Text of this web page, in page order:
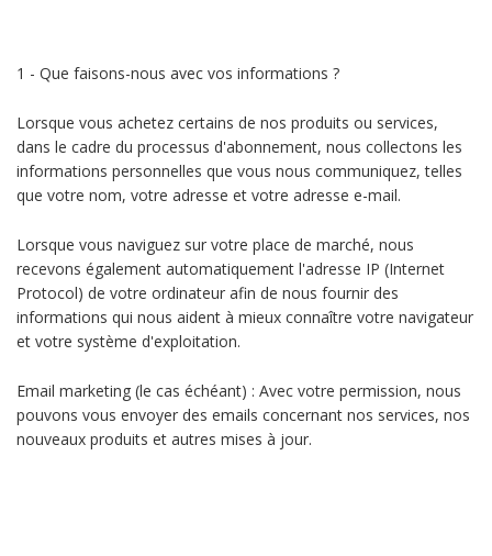
1 - Que faisons-nous avec vos informations ?
Lorsque vous achetez certains de nos produits ou services,
dans le cadre du processus d'abonnement, nous collectons les
informations personnelles que vous nous communiquez, telles
que votre nom, votre adresse et votre adresse e-mail.
Lorsque vous naviguez sur votre place de marché, nous
recevons également automatiquement l'adresse IP (Internet
Protocol) de votre ordinateur afin de nous fournir des
informations qui nous aident à mieux connaître votre navigateur
et votre système d'exploitation.
Email marketing (le cas échéant) : Avec votre permission, nous
pouvons vous envoyer des emails concernant nos services, nos
nouveaux produits et autres mises à jour.